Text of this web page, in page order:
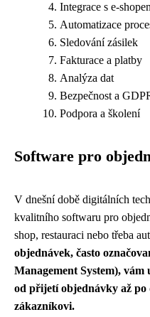
Integrace s e-
Automatizace
Sledování zásilek
Fakturace a platby
Analýza dat
Bezpečnost a
Podpora a školení
Software pro
V dnešní době digitálních
kvalitního softwaru pro
shop, restauraci nebo třeba
objednávek, často
Management System), vám
od přijetí objednávky až po
zákazníkovi.